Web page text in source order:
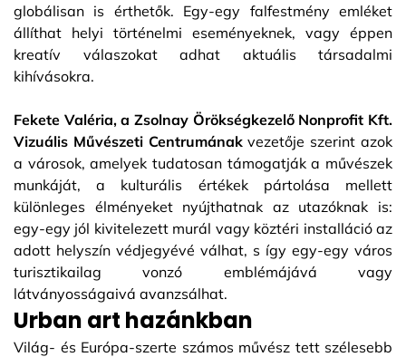
globálisan is érthetők. Egy-egy falfestmény emléket
állíthat helyi történelmi eseményeknek, vagy éppen
kreatív válaszokat adhat aktuális társadalmi
kihívásokra.
Fekete Valéria, a Zsolnay Örökségkezelő Nonprofit Kft.
Vizuális Művészeti Centrumánakvezetője szerint azok
a városok, amelyek tudatosan támogatják a művészek
munkáját, a kulturális értékek pártolása mellett
különleges élményeket nyújthatnak az utazóknak is:
egy-egy jól kivitelezett murál vagy köztéri installáció az
adott helyszín védjegyévé válhat, s így egy-egy város
turisztikailag vonzó emblémájává vagy
látványosságaivá avanzsálhat.
Urban art hazánkban
Világ- és Európa-szerte számos művész tett szélesebb